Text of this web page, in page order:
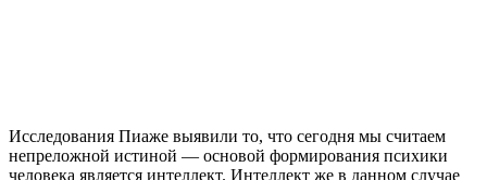
Исследования Пиаже выявили то, что сегодня мы считаем
непреложной истиной — основой формирования психики
человека является интеллект. Интеллект же в данном случае